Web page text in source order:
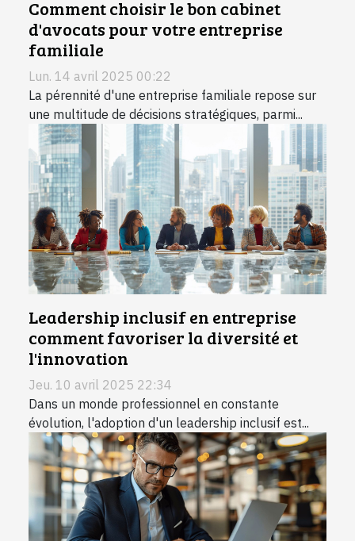
Comment choisir le bon cabinet
d'avocats pour votre entreprise
familiale
Lun. 14 avril 2025 00:22
La pérennité d'une entreprise familiale repose sur
une multitude de décisions stratégiques, parmi...
Leadership inclusif en entreprise
comment favoriser la diversité et
l'innovation
Jeu. 10 avril 2025 22:34
Dans un monde professionnel en constante
évolution, l'adoption d'un leadership inclusif est...